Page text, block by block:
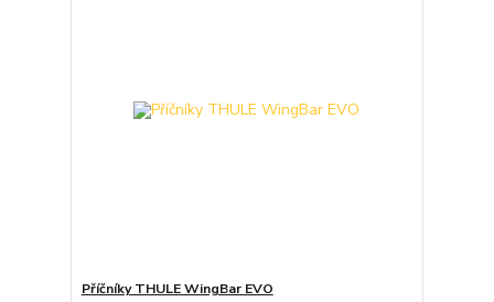
Příčníky THULE WingBar EVO